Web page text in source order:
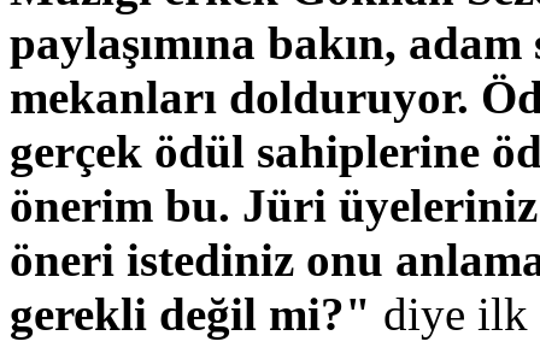
paylaşımına bakın,
mekanları dolduruyor.
gerçek ödül sahiplerine
önerim bu. Jüri
öneri istediniz onu
gerekli değil mi?" diye ilk